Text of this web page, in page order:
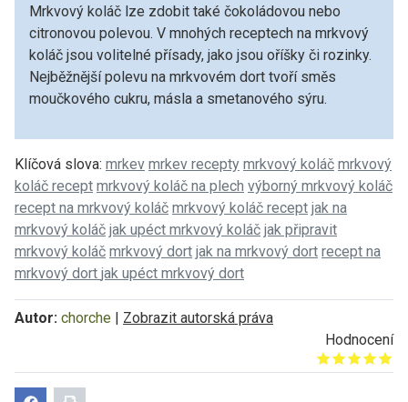
Mrkvový koláč lze zdobit také čokoládovou nebo
citronovou polevou. V mnohých receptech na mrkvový
koláč jsou volitelné přísady, jako jsou oříšky či rozinky.
Nejběžnější polevu na mrkvovém dort tvoří směs
moučkového cukru, másla a smetanového sýru.
Klíčová slova: mrkev mrkev recepty mrkvový koláč mrkvový
koláč recept mrkvový koláč na plech výborný mrkvový koláč
recept na mrkvový koláč mrkvový koláč recept jak na
mrkvový koláč jak upéct mrkvový koláč jak připravit
mrkvový koláč mrkvový dort jak na mrkvový dort recept na
mrkvový dort jak upéct mrkvový dort
Autor: chorche | Zobrazit autorská práva
Hodnocení
Give it 1/5
Give it 2/5
Give it 3/5
Give it 4/5
Give it 5/5